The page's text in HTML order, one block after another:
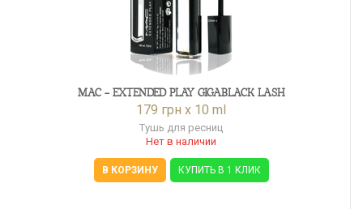
MAC - EXTENDED PLAY GIGABLACK LASH
179 грн x 10 ml
Тушь для ресниц
Нет в наличии
В КОРЗИНУ КУПИТЬ В 1 КЛИК